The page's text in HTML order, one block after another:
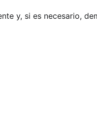
y, si es necesario,